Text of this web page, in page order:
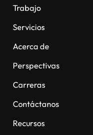
Trabajo
Servicios
Acerca de
Perspectivas
Carreras
Contáctanos
Recursos